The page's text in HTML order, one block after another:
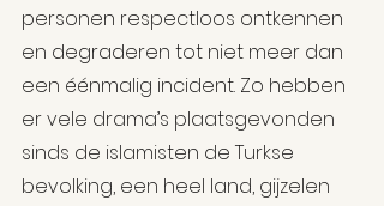
personen respectloos ontkennen
en degraderen tot niet meer dan
een éénmalig incident. Zo hebben
er vele drama’s plaatsgevonden
sinds de islamisten de Turkse
bevolking, een heel land, gijzelen